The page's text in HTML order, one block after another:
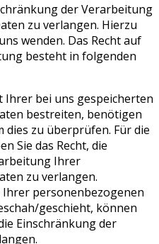
der Verarbeitung
zu verlangen. Hierzu
wenden. Das Recht auf
besteht in folgenden
Ihrer bei uns gespeicherten
bestreiten, benötigen
dies zu überprüfen. Für die
Sie das Recht, die
Ihrer
zu verlangen.
personenbezogenen
geschieht, können
Einschränkung der